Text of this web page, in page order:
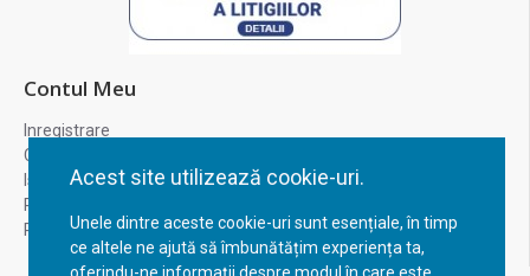
Acest site utilizează cookie-uri.
Unele dintre aceste cookie-uri sunt esențiale, în timp
ce altele ne ajută să îmbunătățim experiența ta,
Contul Meu
Inregistrare
Contul meu
Istoric comenzi
Recuperare parola
Returnare produs